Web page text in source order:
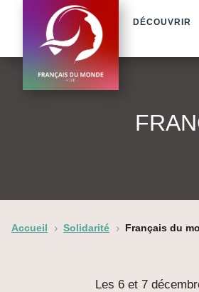
DÉCOUVRIR
Accueil 5 Solidarité 5 Français du
Les 6 et 7